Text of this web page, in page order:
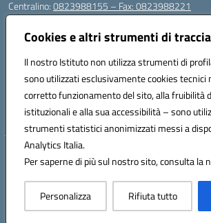
Cookies e altri strumenti di
Il nostro Istituto non utilizza strumenti di
sono utilizzati esclusivamente cookies tecnici
corretto funzionamento del sito, alla fruibilità
istituzionali e alla sua accessibilità – sono
strumenti statistici anonimizzati messi a
Analytics Italia.
Per saperne di più sul nostro sito, consulta la
Personalizza Rifiuta tutto
Centralino:0823988155 – Fax: 0823988221
Email:
Posta elettronica certificata (PEC):
Codice fiscale: 80004450617
Codice meccanografico:CEIS006006
Codice Indice delle Pubbliche Amministrazioni
Codice unico di fatturazione (CUF): UF8BPW
Hosting & Powered by 3D
Concept & Design by